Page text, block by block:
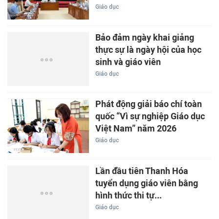
Giáo dục
Bảo đảm ngày khai giảng
thực sự là ngày hội của học
sinh và giáo viên
Giáo dục
Phát động giải báo chí toàn
quốc “Vì sự nghiệp Giáo dục
Việt Nam” năm 2026
Giáo dục
Lần đầu tiên Thanh Hóa
tuyển dụng giáo viên bằng
hình thức thi tự...
Giáo dục